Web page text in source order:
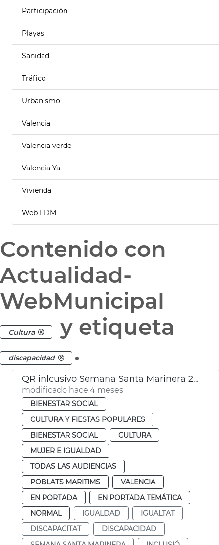
Participación
Playas
Sanidad
Tráfico
Urbanismo
Valencia
Valencia verde
Valencia Ya
Vivienda
Web FDM
Contenido con
Actualidad-
WebMunicipal
Cultura y etiqueta
discapacidad .
QR inlcusivo Semana Santa Marinera 2026
modificado hace 4 meses
BIENESTAR SOCIAL
CULTURA Y FIESTAS POPULARES
BIENESTAR SOCIAL
CULTURA
MUJER E IGUALDAD
TODAS LAS AUDIENCIAS
POBLATS MARITIMS
VALENCIA
EN PORTADA
EN PORTADA TEMÁTICA
NORMAL
IGUALDAD
IGUALTAT
DISCAPACITAT
DISCAPACIDAD